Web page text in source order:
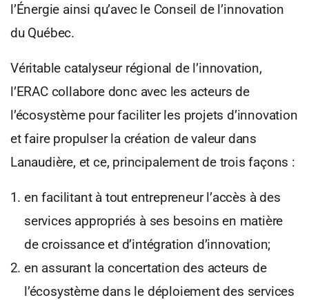
l’Énergie ainsi qu’avec le Conseil de l’innovation
du Québec.
Véritable catalyseur régional de l’innovation,
l’ERAC collabore donc avec les acteurs de
l’écosystème pour faciliter les projets d’innovation
et faire propulser la création de valeur dans
Lanaudière, et ce, principalement de trois façons :
en facilitant à tout entrepreneur l’accès à des
services appropriés à ses besoins en matière
de croissance et d’intégration d’innovation;
en assurant la concertation des acteurs de
l’écosystème dans le déploiement des services